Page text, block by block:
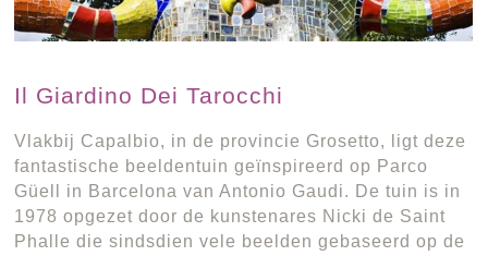
Il Giardino Dei Tarocchi
Vlakbij Capalbio, in de provincie Grosetto, ligt deze
fantastische beeldentuin geïnspireerd op Parco
Güell in Barcelona van Antonio Gaudi. De tuin is in
1978 opgezet door de kunstenares Nicki de Saint
Phalle die sindsdien vele beelden gebaseerd op de